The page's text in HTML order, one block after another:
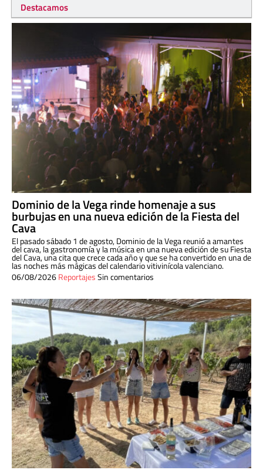
Destacamos
Dominio de la Vega rinde homenaje a sus
burbujas en una nueva edición de la Fiesta del
Cava
El pasado sábado 1 de agosto, Dominio de la Vega reunió a amantes
del cava, la gastronomía y la música en una nueva edición de su Fiesta
del Cava, una cita que crece cada año y que se ha convertido en una de
las noches más mágicas del calendario vitivinícola valenciano.
06/08/2026ReportajesSin comentarios